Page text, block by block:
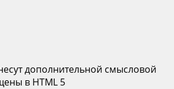
дополнительной смысловой
в HTML 5